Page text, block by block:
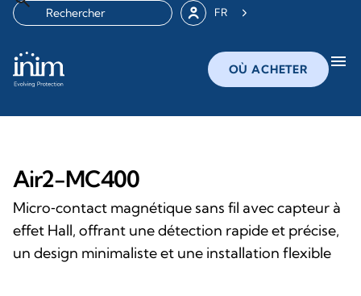
FR
OÙ ACHETER menu
Air2-MC400
Micro‑contact magnétique sans fil avec capteur à
effet Hall, offrant une détection rapide et précise,
un design minimaliste et une installation flexible